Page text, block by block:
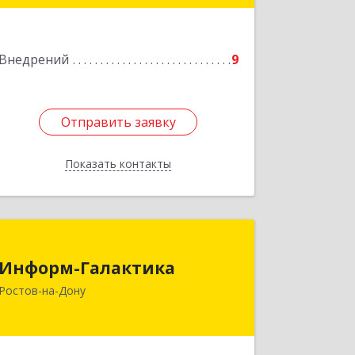
Внедрений 9
Отправить заявку
Показать контакты
Отправить заявку
Назад
Информ-Галактика
Ростов-на-Дону
344111, Ростовская обл, Ростов-на-
Дону г, 40-летия Победы пр-кт, дом №